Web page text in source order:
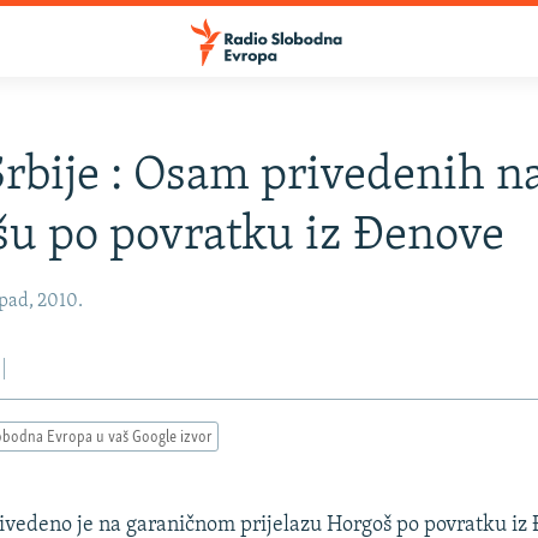
: Osam privedenih
po povratku iz Đenove
2010.
Evropa u vaš Google izvor
je na garaničnom prijelazu Horgoš po povratku iz